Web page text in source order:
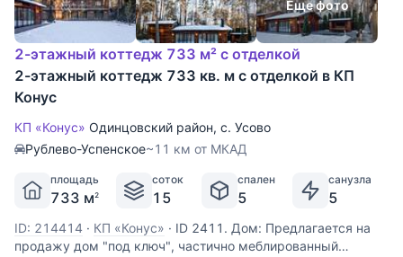
Еще фото
2-этажный коттедж 733 м² с отделкой
2-этажный коттедж 733 кв. м с отделкой в КП
Конус
КП «Конус» Одинцовский район, с. Усово
Рублево-Успенское~11 км от МКАД
площадь
733 м2
соток
15
спален
5
санузла
5
ID: 214414 · КП «Конус» · ID 2411. Дом: Предлагается на
продажу дом "под ключ", частично меблированный